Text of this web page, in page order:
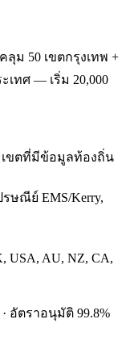
ม 50 เขตกรุงเทพ +
เทศ — เริ่ม 20,000
เขตที่มีข้อมูลท้องถิ่น
ษณีย์ EMS/Kerry,
USA, AU, NZ, CA,
· อัตราอนุมัติ 99.8%